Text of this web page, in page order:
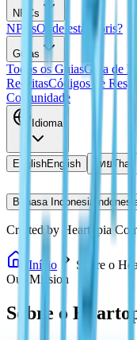
NPCs
NPCsOnde está Doris?
Guias
Todos os GuiasGuia de
ReceitasCódigos de
Comunidade
Idioma
EnglishEnglish ไทย Thai
Bahasa Indonesia
Crafted by Heartopia
Início
Sobre o
Our Mission
Sobre o